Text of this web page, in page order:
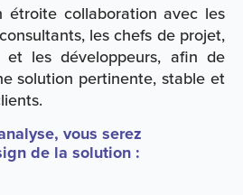
étroite collaboration avec les
les chefs de projet,
et les développeurs, afin de
solution pertinente, stable et
vous serez
de la solution :